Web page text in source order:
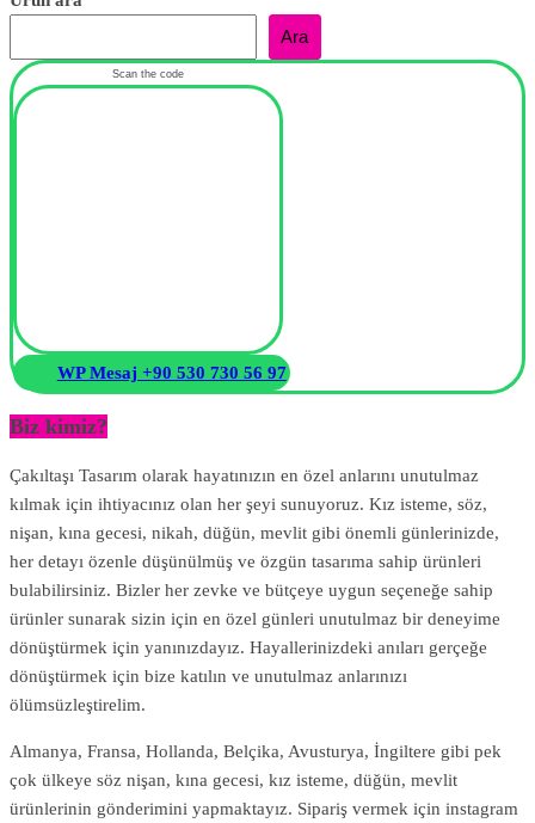
Ara
Scan the code
WP Mesaj +90 530 730 56 97
Biz kimiz?
Çakıltaşı Tasarım olarak hayatınızın en özel anlarını unutulmaz
kılmak için ihtiyacınız olan her şeyi sunuyoruz. Kız isteme, söz,
nişan, kına gecesi, nikah, düğün, mevlit gibi önemli günlerinizde,
her detayı özenle düşünülmüş ve özgün tasarıma sahip ürünleri
bulabilirsiniz. Bizler her zevke ve bütçeye uygun seçeneğe sahip
ürünler sunarak sizin için en özel günleri unutulmaz bir deneyime
dönüştürmek için yanınızdayız. Hayallerinizdeki anıları gerçeğe
dönüştürmek için bize katılın ve unutulmaz anlarınızı
ölümsüzleştirelim.
Almanya, Fransa, Hollanda, Belçika, Avusturya, İngiltere gibi pek
çok ülkeye söz nişan, kına gecesi, kız isteme, düğün, mevlit
ürünlerinin gönderimini yapmaktayız. Sipariş vermek için instagram